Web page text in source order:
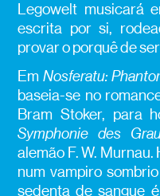
Legowelt musicará
escrita por si,
provar o porquê de
Em Nosferatu:
baseia-se no
Bram Stoker, para
Symphonie des
alemão F. W.
num vampiro
sedenta de sangue